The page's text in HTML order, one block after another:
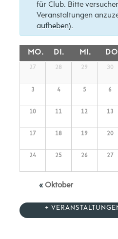
für Club. Bitte
Veranstaltungen
aufheben).
KALENDER
VON
Kalender
MO. DI. MI.
27 28 29 30
3 4 5 6
10 11 12 13
17 18 19 20
24 25 26 27
« Oktober
+